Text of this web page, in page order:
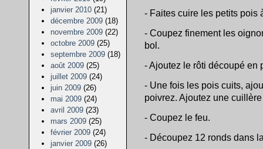
janvier 2010 (21)
décembre 2009 (18)
novembre 2009 (22)
octobre 2009 (25)
septembre 2009 (18)
août 2009 (25)
juillet 2009 (24)
juin 2009 (26)
mai 2009 (24)
avril 2009 (23)
mars 2009 (25)
février 2009 (24)
janvier 2009 (26)
- Faites cuire les petits pois
- Coupez finement les
bol.
- Ajoutez le rôti découpé en
- Une fois les pois cuits,
poivrez. Ajoutez une
- Coupez le feu.
- Découpez 12 ronds dans